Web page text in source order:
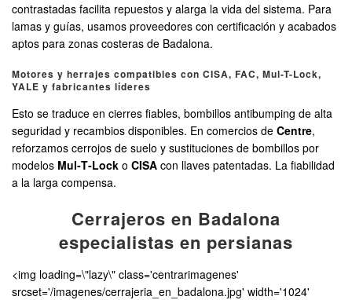
contrastadas facilita repuestos y alarga la vida del sistema. Para
lamas y guías, usamos proveedores con certificación y acabados
aptos para zonas costeras de Badalona.
Motores y herrajes compatibles con CISA, FAC, Mul-T-Lock,
YALE y fabricantes líderes
Esto se traduce en cierres fiables, bombillos antibumping de alta
seguridad y recambios disponibles. En comercios de Centre,
reforzamos cerrojos de suelo y sustituciones de bombillos por
modelos Mul‑T‑Lock o CISA con llaves patentadas. La fiabilidad
a la larga compensa.
Cerrajeros en Badalona
especialistas en persianas
<img loading=\"lazy\" class='centrarimagenes'
srcset='/imagenes/cerrajeria_en_badalona.jpg' width='1024'